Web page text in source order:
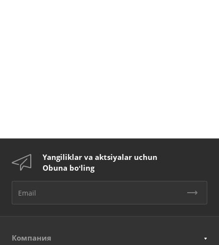
Yangiliklar va aktsiyalar uchun
Obuna boʻling
Компания